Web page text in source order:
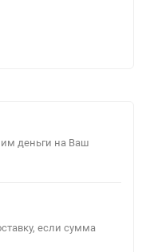
деньги на Ваш
если сумма